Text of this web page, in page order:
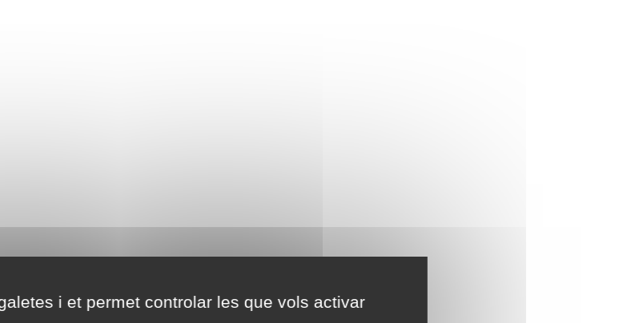
i et permet controlar les que vols activar